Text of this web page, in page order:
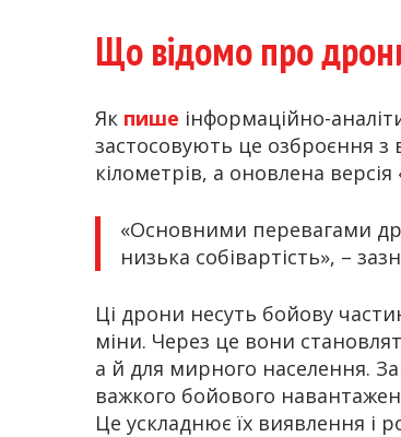
Що відомо про
Як пише інформаційно-
застосовують це озброєння
кілометрів, а оновлена
«Основними перевагами
низька собівартість», –
Ці дрони несуть бойову
міни. Через це вони
а й для мирного населення.
важкого бойового
Це ускладнює їх виявлення і